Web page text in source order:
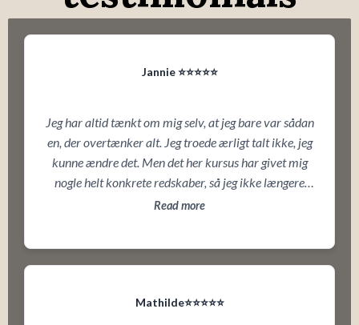
Jeg har altid tænkt om mig selv, at jeg bare var sådan
en, der overtænker alt. Jeg troede ærligt talt ikke, jeg
kunne ændre det. Men det her kursus har givet mig
nogle helt konkrete redskaber, så jeg ikke længere
sidder fast i de samme loops. Det føles som at få luft
Read more
Jannie ⭐⭐⭐⭐⭐
Mathilde⭐️⭐️⭐️⭐️⭐️